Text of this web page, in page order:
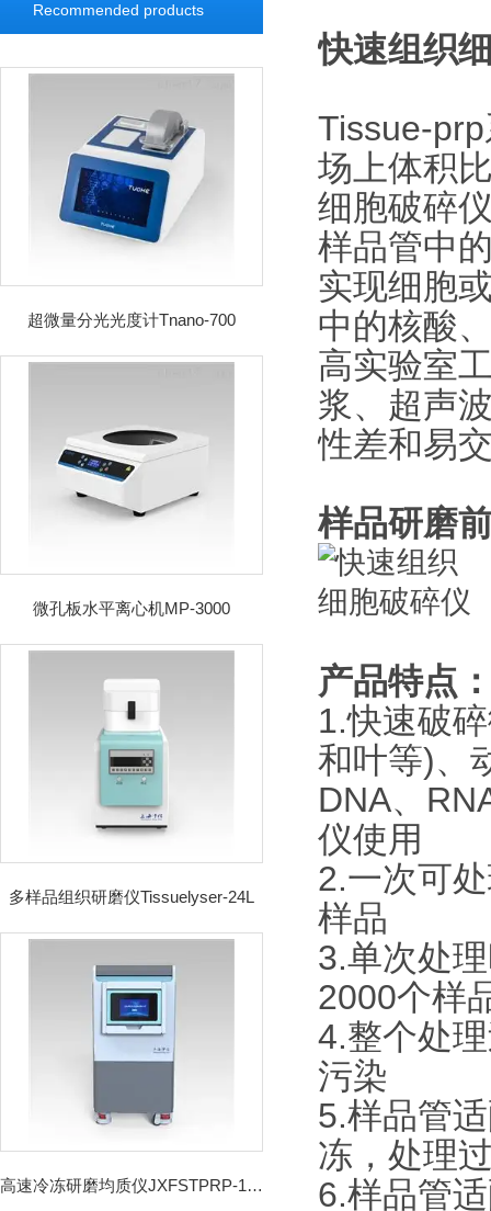
Recommended products
超微量分光光度计Tnano-700
微孔板水平离心机MP-3000
多样品组织研磨仪Tissuelyser-24L
高速冷冻研磨均质仪JXFSTPRP-192CL
快速组织
Tissue-
场上体积
细胞破碎
样品管中
实现细胞
中的核酸
高实验室
浆、超声
性差和易
样品研磨
产品特点
1.快速破
和叶等)、
DNA、
仪使用
2.一次可
样品
3.单次处
2000个样
4.整个处
污染
5.样品管
冻，处理
6.样品管